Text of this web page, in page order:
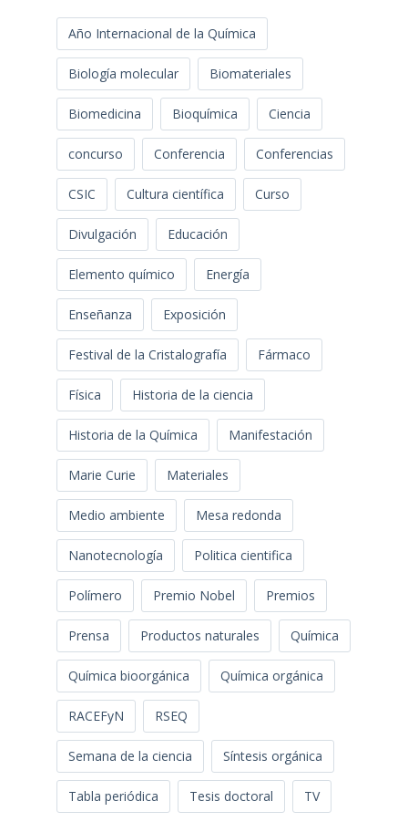
Año Internacional de la Química
Biología molecular Biomateriales
Biomedicina Bioquímica Ciencia
concurso Conferencia Conferencias
CSIC Cultura científica Curso
Divulgación Educación
Elemento químico Energía
Enseñanza Exposición
Festival de la Cristalografía Fármaco
Física Historia de la ciencia
Historia de la Química Manifestación
Marie Curie Materiales
Medio ambiente Mesa redonda
Nanotecnología Politica cientifica
Polímero Premio Nobel Premios
Prensa Productos naturales Química
Química bioorgánica Química orgánica
RACEFyN RSEQ
Semana de la ciencia Síntesis orgánica
Tabla periódica Tesis doctoral TV